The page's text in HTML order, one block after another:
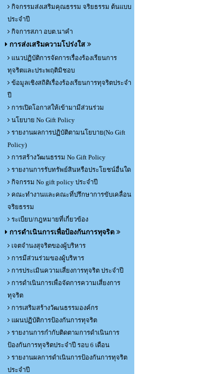
กิจกรรมส่งเสริมคุณธรรม จริยธรรม ต้นแบบ
ประจำปี
กิจการสภา อบต.นาคำ
การส่งเสริมความโปร่งใส
แนวปฏิบัติการจัดการเรื่องร้องเรียนการ
ทุจริตและประพฤติมิชอบ
ข้อมูลเชิงสถิติเรื่องร้องเรียนการทุจริตประจำ
ปี
การเปิดโอกาสให้เข้ามามีส่วนร่วม
นโยบาย No Gift Policy
รายงานผลการปฏิบัติตามนโยบาย(No Gift
Policy)
การสร้างวัฒนธรรม No Gift Policy
รายงานการรับทรัพย์สินหรือประโยชน์อื่นใด
กิจกรรม No gift policy ประจำปี
คณะทำงานและคณะที่ปรึกษาการขับเคลื่อน
จริยธรรม
ระเบียบ/กฎหมายที่เกี่ยวข้อง
การดำเนินการเพื่อป้องกันการทุจริต
เจตจำนงสุจริตของผู้บริหาร
การมีส่วนร่วมของผู้บริหาร
การประเมินความเสี่ยงการทุจริต ประจำปี
การดำเนินการเพื่อจัดการความเสี่ยงการ
ทุจริต
การเสริมสร้างวัฒนธรรมองค์กร
แผนปฏิบัติการป้องกันการทุจริต
รายงานการกำกับติดตามการดำเนินการ
ป้องกันการทุจริตประจำปี รอบ 6 เดือน
รายงานผลการดำเนินการป้องกันการทุจริต
ประจำปี